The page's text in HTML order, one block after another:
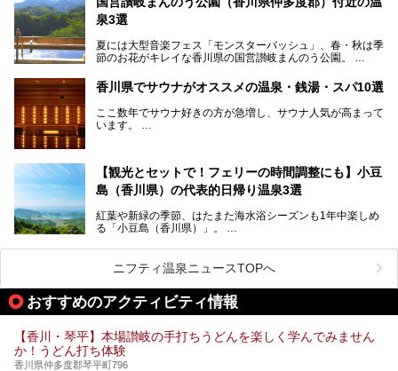
豊か。近年は瀬戸内海の島々を舞台にした「瀬戸内国際芸術
祭」も開催され、アートの県としても知られています。
クアップしました。気になるスーパー銭湯があったら、ぜひ
訪れてみてください！
泉3選
夏には大型音楽フェス「モンスターバッシュ」、春・秋は季
節のお花がキレイな香川県の国営讃岐まんのう公園。
四国唯一の国営公園であり、広さは東京ディズニーランド７
個分！（350ha）
園内にはキャンプ場もあり、レンタサイクルで外周をぐるっ
と一周することもできます。
そんな国営讃岐まんのう公園は園内に温泉がありません。
つご紹介しますね。
香川県でサウナがオススメの温泉・銭湯・スパ10選
ここ数年でサウナ好きの方が急増し、サウナ人気が高まって
います。
設を紹介します。
ぜひ香川県に住んでいる方や訪れる予定のある方は、香川の
サウナ施設を行ってみましょう！
【観光とセットで！フェリーの時間調整にも】小豆
島（香川県）の代表的日帰り温泉3選
紅葉や新緑の季節、はたまた海水浴シーズンも1年中楽しめ
る「小豆島（香川県）」。
1周すると82kmもあることから、西と東・南と北ではまっ
たく風景がちがいます。
この記事では西・東・中間くらいの位置にある、小豆島を代
表する３つの大人気温泉をご紹介します。
ュー！お楽しみに。
ニフティ温泉ニュースTOPへ
おすすめのアクティビティ情報
【香川・琴平】本場讃岐の手打ちうどんを楽しく学んでみません
か！うどん打ち体験
香川県仲多度郡琴平町796